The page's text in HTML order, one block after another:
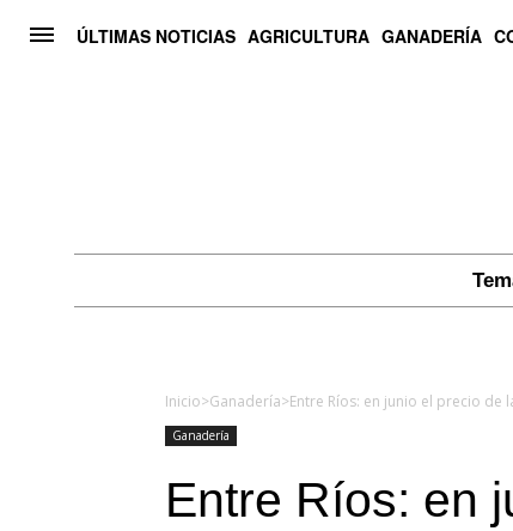
ÚLTIMAS NOTICIAS AGRICULTURA GANADERÍA
Inicio>Ganadería>Entre Ríos: en junio el precio de
Ganadería
Entre Ríos: en